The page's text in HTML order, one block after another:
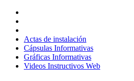
contenido
Actas de instalación
Cápsulas Informativas
Gráficas Informativas
Videos Instructivos Web